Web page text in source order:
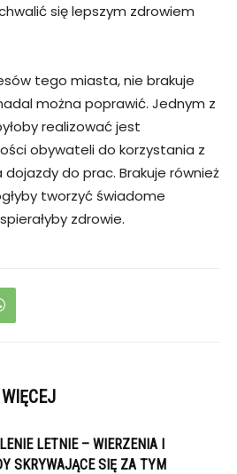
się lepszym zdrowiem
tego miasta, nie brakuje
można poprawić. Jednym z
realizować jest
obywateli do korzystania z
dojazdy do prac. Brakuje również
tworzyć świadome
zdrowie.
WIĘCEJ
LETNIE – WIERZENIA I
SKRYWAJĄCE SIĘ ZA TYM